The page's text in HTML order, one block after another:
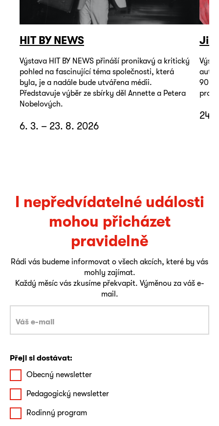
HIT BY NEWS
Výstava HIT BY NEWS přináší pronikavý a kritický
pohled na fascinující téma společnosti, která
byla, je a nadále bude utvářena médii.
Představuje výběr ze sbírky děl Annette a Petera
Nobelových.
6. 3. – 23. 8. 2026
Jiří
90.
24.
I nepředvídatelné události
mohou přicházet
pravidelně
Rádi vás budeme informovat o všech akcích, které by vás
mohly zajímat.
Každý měsíc vás zkusíme překvapit. Výměnou za váš e-
mail.
Přeji si dostávat:
Obecný newsletter
Pedagogický newsletter
Rodinný program